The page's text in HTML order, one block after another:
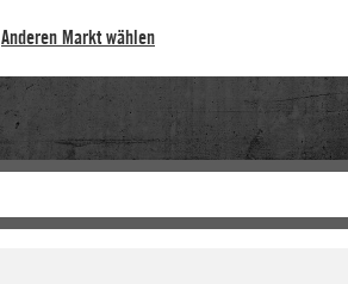
Anderen Markt wählen